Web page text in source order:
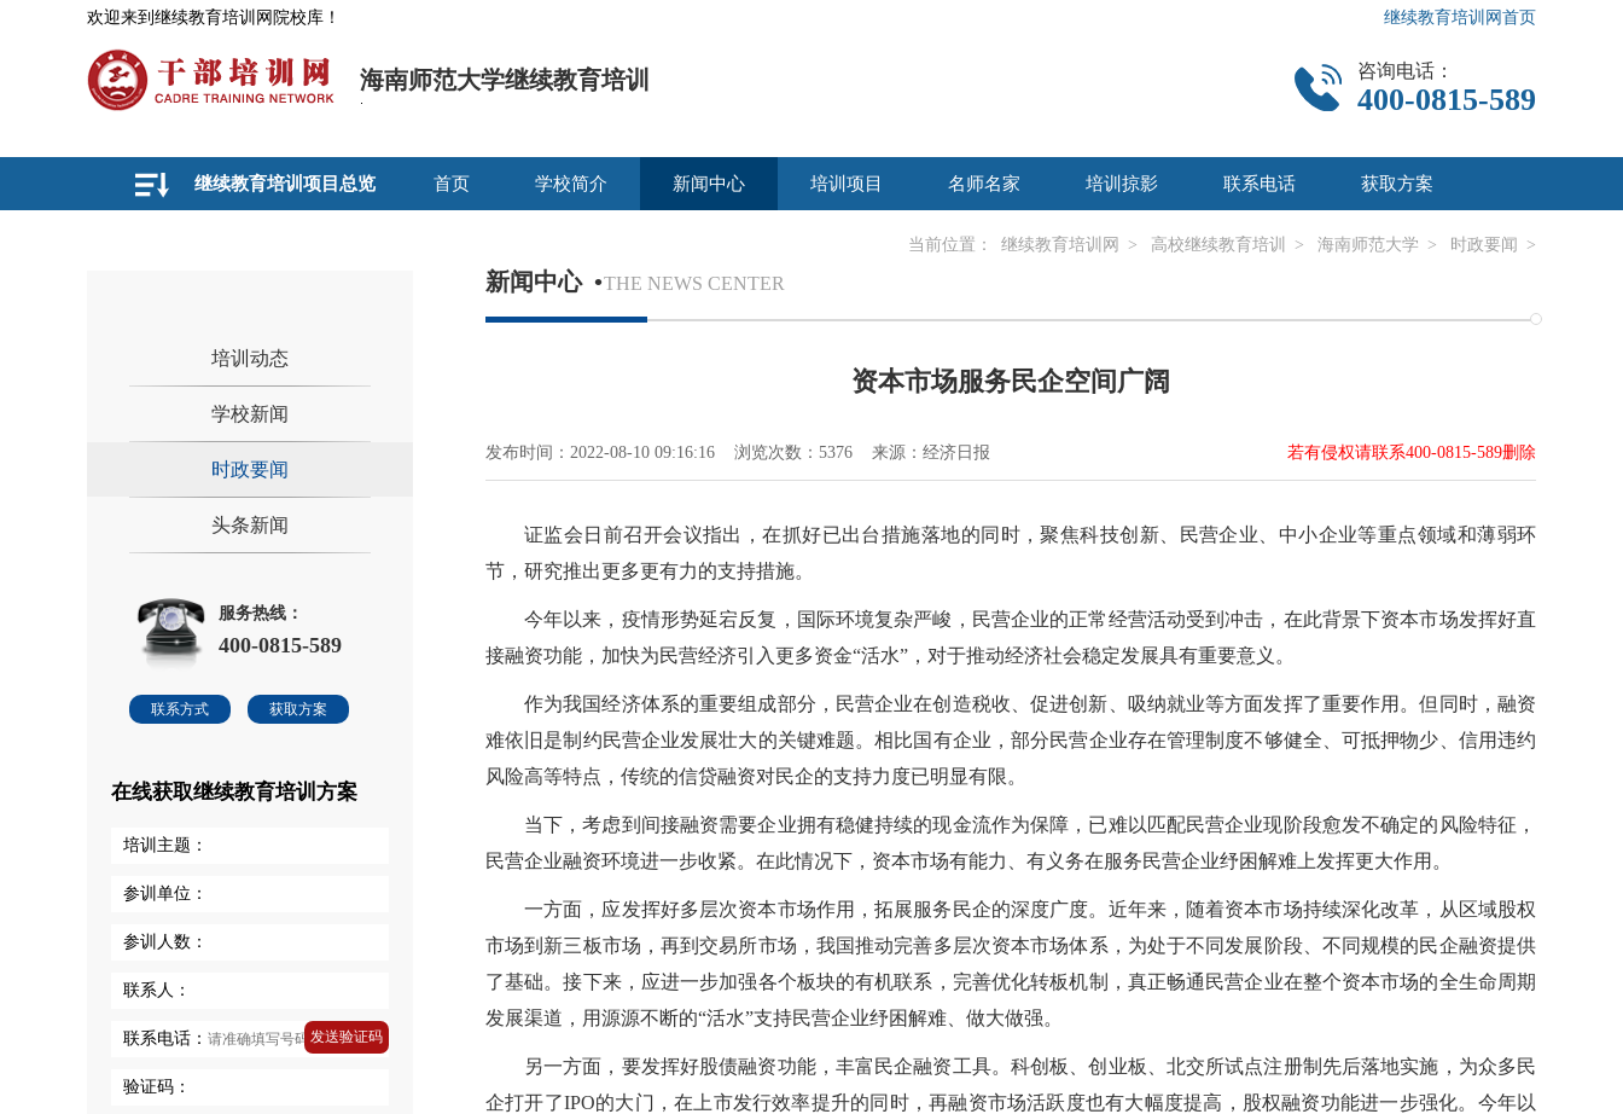
欢迎来到继续教育培训网院校库！ 继续教育培训网首页
海南师范大学继续教育培训 咨询电话：
400-0815-589
首页 学校简介 新闻中心 培训项目 名师名家 培训掠影 联系电话 获取方案
继续教育培训项目总览
当前位置： 继续教育培训网 > 高校继续教育培训 > 海南师范大学 > 时政要闻 >
培训动态
学校新闻
时政要闻
头条新闻
服务热线：
400-0815-589
联系方式 获取方案
在线获取继续教育培训方案
培训主题：
参训单位：
参训人数：
联系人：
联系电话： 发送验证码
验证码：
新闻中心 •THE NEWS CENTER
资本市场服务民企空间广阔
发布时间：2022-08-10 09:16:16 浏览次数：5376 来源：经济日报 若有侵权请联系400-0815-589删除
证监会日前召开会议指出，在抓好已出台措施落地的同时，聚焦科技创新、民营企业、中小企业等重点领域和薄弱环
节，研究推出更多更有力的支持措施。
今年以来，疫情形势延宕反复，国际环境复杂严峻，民营企业的正常经营活动受到冲击，在此背景下资本市场发挥好直
接融资功能，加快为民营经济引入更多资金“活水”，对于推动经济社会稳定发展具有重要意义。
作为我国经济体系的重要组成部分，民营企业在创造税收、促进创新、吸纳就业等方面发挥了重要作用。但同时，融资
难依旧是制约民营企业发展壮大的关键难题。相比国有企业，部分民营企业存在管理制度不够健全、可抵押物少、信用违约
风险高等特点，传统的信贷融资对民企的支持力度已明显有限。
当下，考虑到间接融资需要企业拥有稳健持续的现金流作为保障，已难以匹配民营企业现阶段愈发不确定的风险特征，
民营企业融资环境进一步收紧。在此情况下，资本市场有能力、有义务在服务民营企业纾困解难上发挥更大作用。
一方面，应发挥好多层次资本市场作用，拓展服务民企的深度广度。近年来，随着资本市场持续深化改革，从区域股权
市场到新三板市场，再到交易所市场，我国推动完善多层次资本市场体系，为处于不同发展阶段、不同规模的民企融资提供
了基础。接下来，应进一步加强各个板块的有机联系，完善优化转板机制，真正畅通民营企业在整个资本市场的全生命周期
发展渠道，用源源不断的“活水”支持民营企业纾困解难、做大做强。
另一方面，要发挥好股债融资功能，丰富民企融资工具。科创板、创业板、北交所试点注册制先后落地实施，为众多民
企打开了IPO的大门，在上市发行效率提升的同时，再融资市场活跃度也有大幅度提高，股权融资功能进一步强化。今年以